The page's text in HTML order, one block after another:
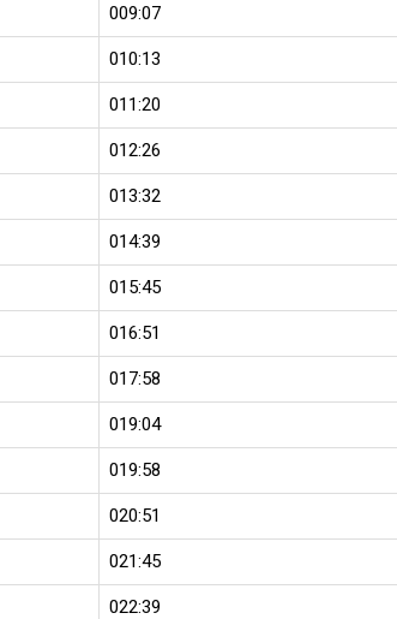
009:07
010:13
011:20
012:26
013:32
014:39
015:45
016:51
017:58
019:04
019:58
020:51
021:45
022:39